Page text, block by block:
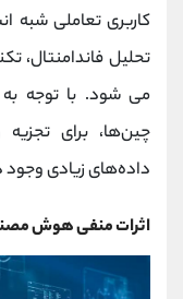
کاربری تعاملی شبه
تحلیل فاندامنتال،
می شود. با توجه
چین‌ها، برای
داده‌های زیادی وجود
اثرات منفی هوش